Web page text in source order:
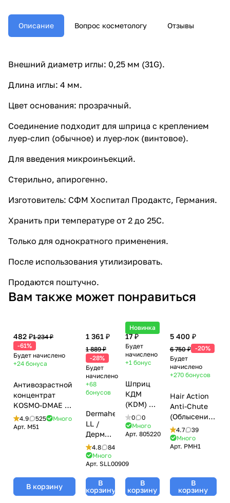
Описание Вопрос косметологу Отзывы
Внешний диаметр иглы: 0,25 мм (31G).
Длина иглы: 4 мм.
Цвет основания: прозрачный.
Соединение подходит для шприца с креплением
луер-слип (обычное) и луер-лок (винтовое).
Для введения микроинъекций.
Стерильно, апирогенно.
Изготовитель: СФМ Хоспитал Продактс, Германия.
Хранить при температуре от 2 до 25C.
Только для однократного применения.
После использования утилизировать.
Продаются поштучно.
Вам также может понравиться
482 ₽1 234 ₽
-61%
Будет начислено
+24 бонуса
Антивозрастной
концентрат
KOSMO-DMAE 3%
(лифтинг,
увлажнение) /
мезороллеров
4.9 525
Много
Арт. M51
В корзину
1 361 ₽
1 889 ₽
-28%
Будет
начислено
+68
бонусов
Dermaheal
LL /
Дермахил
ЛЛ
(моделирование
фигуры,
5 мл
4.8
84
Много
Арт. SLL00909
В
корзину
Новинка
17 ₽
Будет
начислено
+1 бонус
Шприц
КДМ
(KDM) 2-
х
компонентный,
5 мл (с
х 40
мм)), KD-
Ject-3
0
0
Много
Арт.805220
В
корзину
5 400 ₽
6 750 ₽ -20%
Будет
начислено
+270 бонусов
Hair Action
Anti-Chute
(Облысение,
стимуляция
роста
волос),
(Мезолайн
Плюриал), 5
мл
4.7
39
Много
Арт. PMH1
В
корзину